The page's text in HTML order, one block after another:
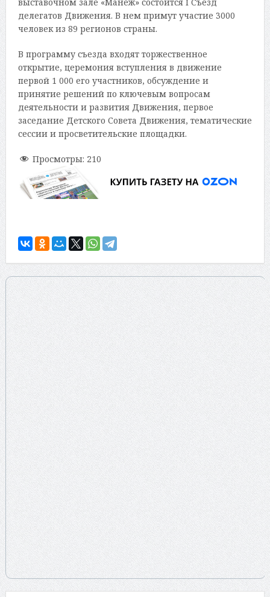
делегатов Движения. В нем примут участие 3000
человек из 89 регионов страны.
В программу съезда входят торжественное
открытие, церемония вступления в движение
первой 1 000 его участников, обсуждение и
принятие решений по ключевым вопросам
деятельности и развития Движения, первое
заседание Детского Совета Движения, тематические
сессии и просветительские площадки.
Просмотры: 210